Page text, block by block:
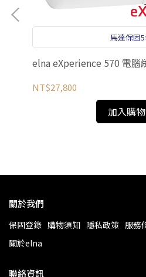
馬達保固
elna eXperience 570 電腦
NT$27,800
加入購
關於我們
保固登錄 購物須知 隱私政策 服務
關於elna
聯絡資訊